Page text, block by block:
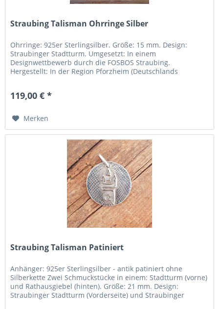
Straubing Talisman Ohrringe Silber
Ohrringe: 925er Sterlingsilber. Größe: 15 mm. Design:
Straubinger Stadtturm. Umgesetzt: In einem
Designwettbewerb durch die FOSBOS Straubing.
Hergestellt: In der Region Pforzheim (Deutschlands
119,00 € *
Merken
Straubing Talisman Patiniert
Anhänger: 925er Sterlingsilber - antik patiniert ohne
Silberkette Zwei Schmuckstücke in einem: Stadtturm (vorne)
und Rathausgiebel (hinten). Größe: 21 mm. Design:
Straubinger Stadtturm (Vorderseite) und Straubinger